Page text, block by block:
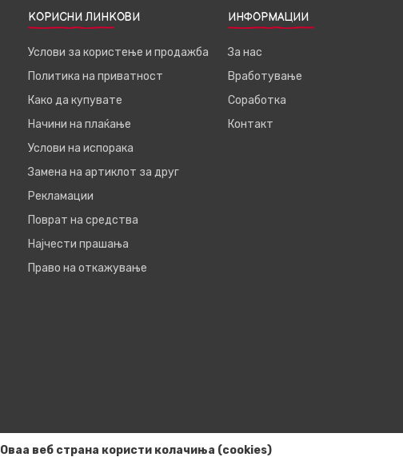
КОРИСНИ ЛИНКОВИ
Услови за користење и продажба
Политика на приватност
Како да купувате
Начини на плаќање
Услови на испорака
Замена на артиклот за друг
Рекламации
Поврат на средства
Најчести прашања
Право на откажување
ИНФОРМАЦИИ
За нас
Вработување
Соработка
Контакт
Оваа веб страна користи колачиња (cookies)